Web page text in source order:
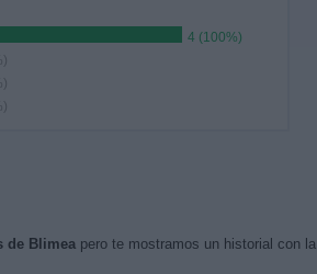
4 (100%)
de Blimeapero te mostramos un historial con la